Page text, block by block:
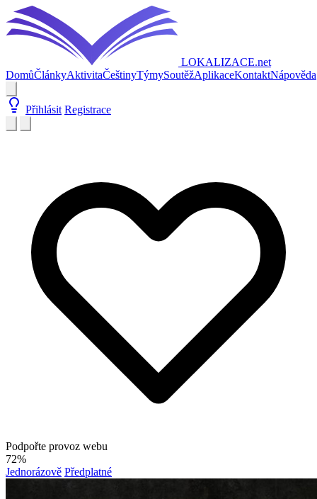
LOKALIZACE.net
DomůČlánkyAktivitaČeštinyTýmySoutěžAplikaceKontaktNápověda
Přihlásit Registrace
Podpořte provoz webu
72%
Jednorázově Předplatné